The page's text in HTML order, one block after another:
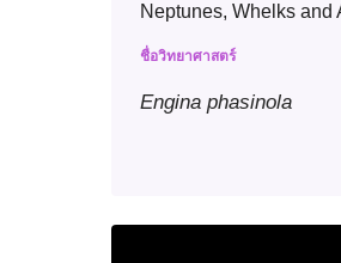
Neptunes, Whelks and
ชื่อวิทยาศาสตร์
Engina phasinola